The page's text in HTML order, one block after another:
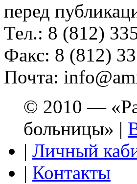
перед
Тел.: 8 (812)
Факс: 8 (812)
Почта:
© 2010 —
больницы» |
| Личный
| Контакты